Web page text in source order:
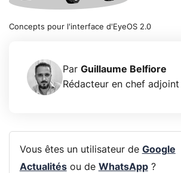
Concepts pour l'interface d'EyeOS 2.0
Par Guillaume Belfiore
Rédacteur en chef adjoint
Vous êtes un utilisateur de Google
Actualitésou de WhatsApp?